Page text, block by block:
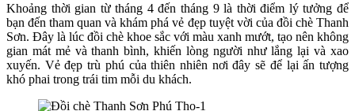
Khoảng thời gian từ tháng 4 đến tháng 9 là thời điểm lý tưởng để
bạn đến tham quan và khám phá vẻ đẹp tuyệt vời của đồi chè Thanh
Sơn. Đây là lúc đồi chè khoe sắc với màu xanh mướt, tạo nên không
gian mát mẻ và thanh bình, khiến lòng người như lắng lại và xao
xuyến. Vẻ đẹp trù phú của thiên nhiên nơi đây sẽ để lại ấn tượng
khó phai trong trái tim mỗi du khách.